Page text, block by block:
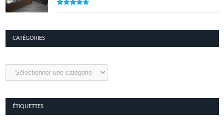
CATÉGORIES
Catégories
ÉTIQUETTES